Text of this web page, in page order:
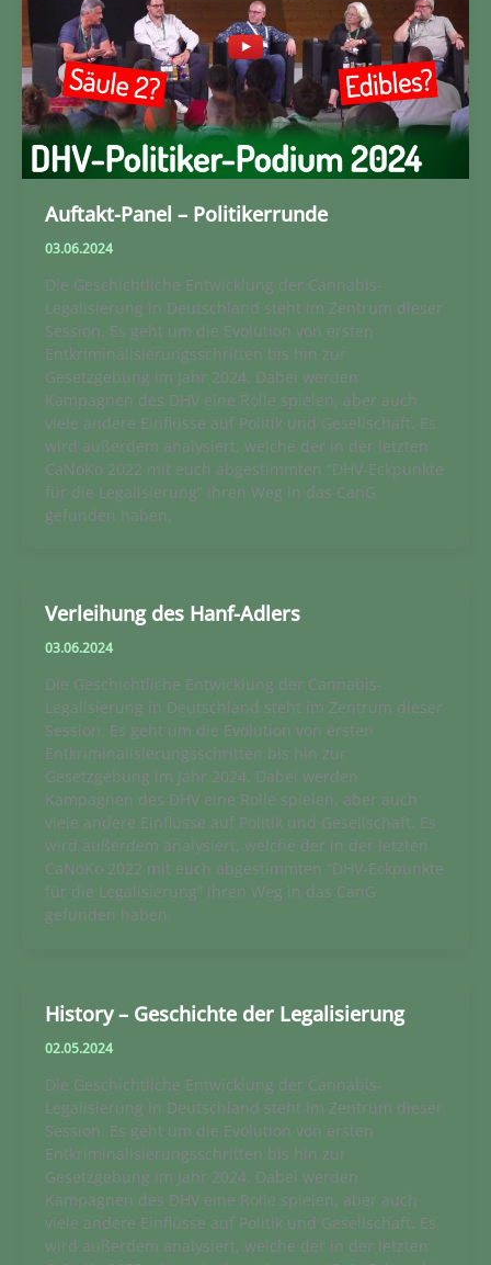
Auftakt-Panel – Politikerrunde
03.06.2024
Die Geschichtliche Entwicklung der Cannabis-
Legalisierung in Deutschland steht im Zentrum dieser
Session. Es geht um die Evolution von ersten
Entkriminalisierungsschritten bis hin zur
Gesetzgebung im Jahr 2024. Dabei werden
Kampagnen des DHV eine Rolle spielen, aber auch
viele andere Einflüsse auf Politik und Gesellschaft. Es
wird außerdem analysiert, welche der in der letzten
CaNoKo 2022 mit euch abgestimmten “DHV-Eckpunkte
für die Legalisierung” ihren Weg in das CanG
gefunden haben.
Verleihung des Hanf-Adlers
03.06.2024
Die Geschichtliche Entwicklung der Cannabis-
Legalisierung in Deutschland steht im Zentrum dieser
Session. Es geht um die Evolution von ersten
Entkriminalisierungsschritten bis hin zur
Gesetzgebung im Jahr 2024. Dabei werden
Kampagnen des DHV eine Rolle spielen, aber auch
viele andere Einflüsse auf Politik und Gesellschaft. Es
wird außerdem analysiert, welche der in der letzten
CaNoKo 2022 mit euch abgestimmten “DHV-Eckpunkte
für die Legalisierung” ihren Weg in das CanG
gefunden haben.
History – Geschichte der Legalisierung
02.05.2024
Die Geschichtliche Entwicklung der Cannabis-
Legalisierung in Deutschland steht im Zentrum dieser
Session. Es geht um die Evolution von ersten
Entkriminalisierungsschritten bis hin zur
Gesetzgebung im Jahr 2024. Dabei werden
Kampagnen des DHV eine Rolle spielen, aber auch
viele andere Einflüsse auf Politik und Gesellschaft. Es
wird außerdem analysiert, welche der in der letzten